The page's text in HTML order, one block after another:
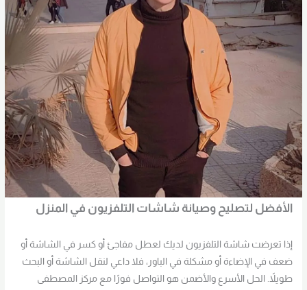
الأفضل لتصليح وصيانة شاشات التلفزيون في المنزل
إذا تعرضت شاشة التلفزيون لديك لعطل مفاجئ أو كسر في الشاشة أو
ضعف في الإضاءة أو مشكلة في الباور، فلا داعي لنقل الشاشة أو البحث
طويلاً. الحل الأسرع والأضمن هو التواصل فورًا مع مركز المصطفى